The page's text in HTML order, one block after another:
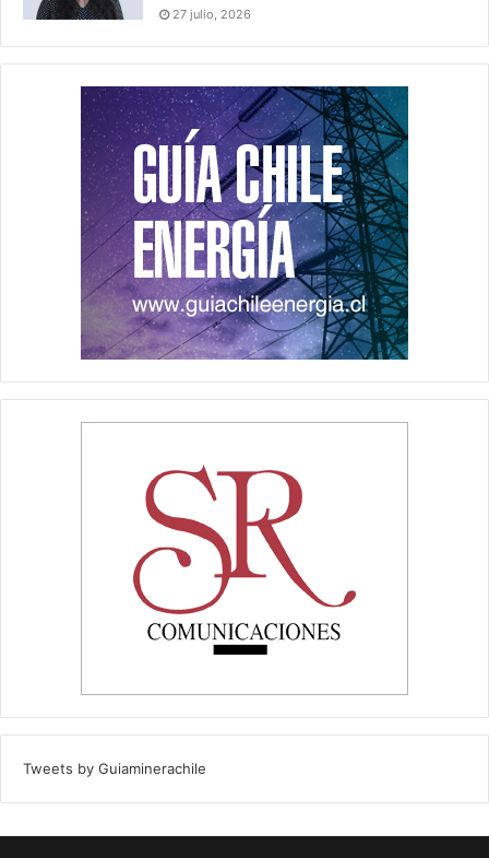
27 julio, 2026
Tweets by Guiaminerachile